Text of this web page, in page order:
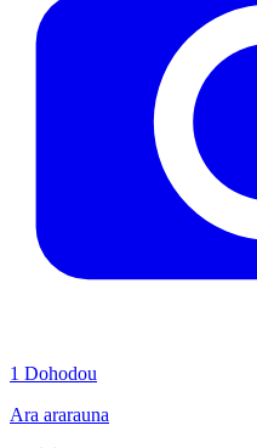
1 Dohodou
Ara ararauna